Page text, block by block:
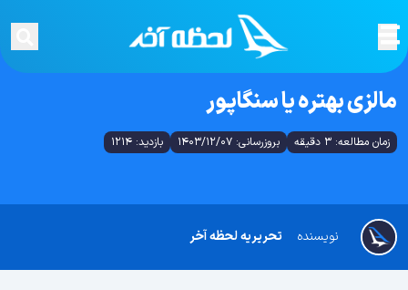
مالزی بهتره یا سنگاپور
زمان مطالعه: 3 دقیقه بروزرسانی: 1403/12/07 بازدید: 1214
تحریریه لحظه آخر نویسنده